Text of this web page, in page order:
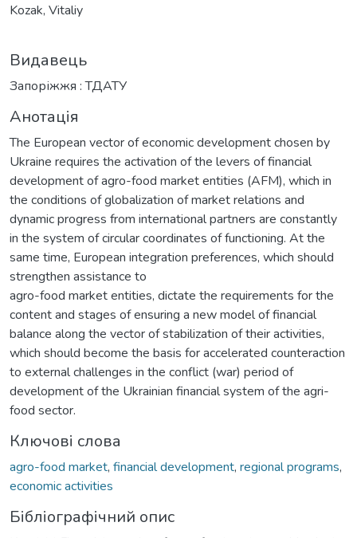
Kozak, Vitaliy
Видавець
Запоріжжя : ТДАТУ
Анотація
The European vector of economic development chosen by
Ukraine requires the activation of the levers of financial
development of agro-food market entities (AFM), which in
the conditions of globalization of market relations and
dynamic progress from international partners are constantly
in the system of circular coordinates of functioning. At the
same time, European integration preferences, which should
strengthen assistance to
agro-food market entities, dictate the requirements for the
content and stages of ensuring a new model of financial
balance along the vector of stabilization of their activities,
which should become the basis for accelerated counteraction
to external challenges in the conflict (war) period of
development of the Ukrainian financial system of the agri-
food sector.
Ключові слова
agro-food market, financial development, regional programs,
economic activities
Бібліографічний опис